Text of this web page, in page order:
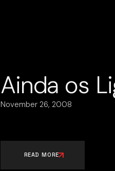
Ainda os
November 26, 2008
READ MORE